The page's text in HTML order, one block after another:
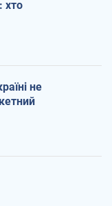
хто
не